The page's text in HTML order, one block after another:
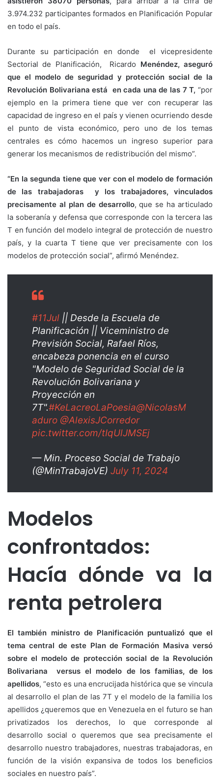
3.974.232 participantes formados en Planificación Popular
en todo el país.
Durante su participación en donde el vicepresidente
Sectorial de Planificación, Ricardo Menéndez, aseguró
que el modelo de seguridad y protección social de la
Revolución Bolivariana está en cada una de las 7 T, “por
ejemplo en la primera tiene que ver con recuperar las
capacidad de ingreso en el país y vienen ocurriendo desde
el punto de vista económico, pero uno de los temas
centrales es cómo hacemos un ingreso superior para
generar los mecanismos de redistribución del mismo”.
“En la segunda tiene que ver con el modelo de formación
de las trabajadoras y los trabajadores, vinculados
precisamente al plan de desarrollo, que se ha articulado
la soberanía y defensa que corresponde con la tercera las
T en función del modelo integral de protección de nuestro
país, y la cuarta T tiene que ver precisamente con los
modelos de protección social”, afirmó Menéndez.
#11Jul || Desde la Escuela de
Planificación || Viceministro de
Previsión Social, Rafael Ríos,
encabeza ponencia en el curso
"Modelo de Seguridad Social de la
Revolución Bolivariana y
Proyección en
7T".#KeLacreoLaPoesia@NicolasM
aduro @AlexisJCorredor
pic.twitter.com/tIqUlJMSEj
— Min. Proceso Social de Trabajo
(@MinTrabajoVE) July 11, 2024
Modelos
confrontados:
Hacía dónde va la
renta petrolera
El también ministro de Planificación puntualizó que el
tema central de este Plan de Formación Masiva versó
sobre el modelo de protección social de la Revolución
Bolivariana versus el modelo de los familias, de los
apellidos, “esto es una encrucijada histórica que se vincula
al desarrollo el plan de las 7T y el modelo de la familia los
apellidos ¿queremos que en Venezuela en el futuro se han
privatizados los derechos, lo que corresponde al
desarrollo social o queremos que sea precisamente el
desarrollo nuestro trabajadores, nuestras trabajadoras, en
función de la visión expansiva de todos los beneficios
sociales en nuestro país”.